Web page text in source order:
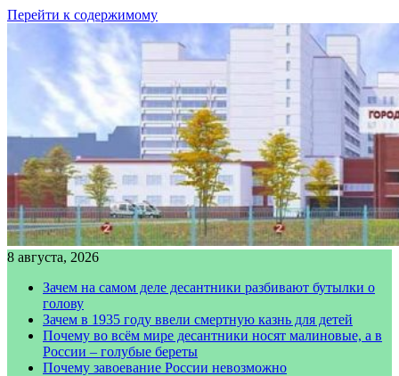
Перейти к содержимому
8 августа, 2026
Зачем на самом деле десантники разбивают бутылки о
голову
Зачем в 1935 году ввели смертную казнь для детей
Почему во всём мире десантники носят малиновые, а в
России – голубые береты
Почему завоевание России невозможно